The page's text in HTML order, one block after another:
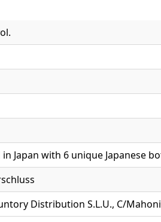
Japan with 6 unique Japanese
Distribution S.L.U., C/